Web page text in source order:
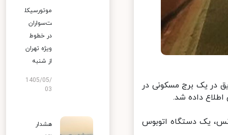
یک مورد حادثه حریق در یک برج مسکونی در
یک‌ دستگاه اتوبوس
موتورسیکل
ت‌سواران
در خطوط
ویژه تهران
از شنبه
1405/05/
03
هشدار